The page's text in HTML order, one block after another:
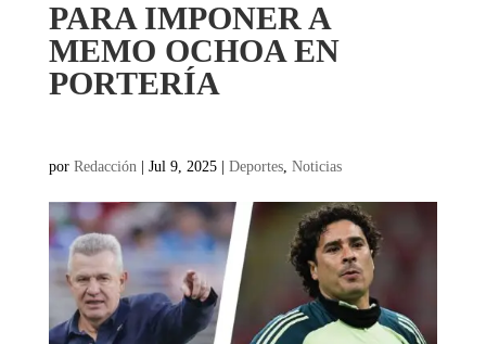
PARA IMPONER A
MEMO OCHOA EN
PORTERÍA
por Redacción | Jul 9, 2025| Deportes, Noticias